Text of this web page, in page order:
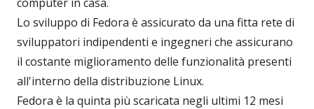
Lo sviluppo di Fedora è assicurato da una fitta rete di
sviluppatori indipendenti e ingegneri che assicurano
il costante miglioramento delle funzionalità presenti
all'interno della distribuzione Linux.
Fedora è la quinta più scaricata negli ultimi 12 mesi